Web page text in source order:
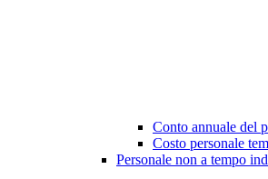
Conto annuale del
Costo personale
Personale non a tempo